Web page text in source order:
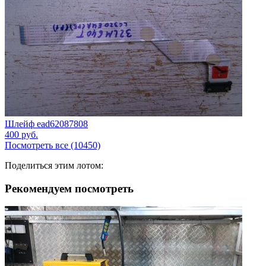
Шлейф ead62087808
400 руб.
Посмотреть все (10450)
Поделиться этим лотом:
Рекомендуем посмотреть